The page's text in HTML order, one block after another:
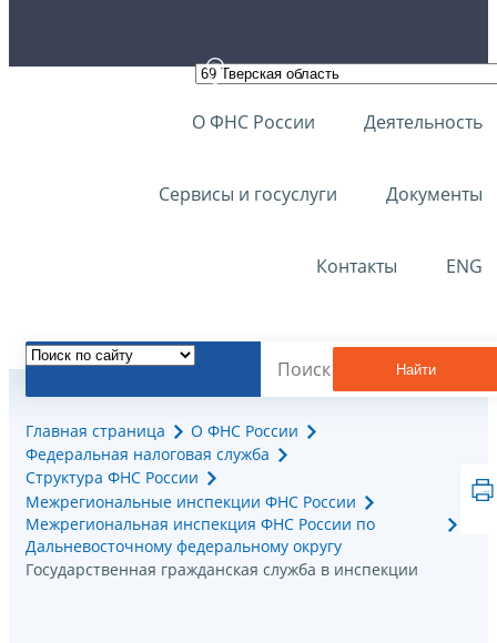
О ФНС России Деятельность
Сервисы и госуслуги Документы
Контакты ENG
Найти
Главная страница
О ФНС России
Федеральная налоговая служба
Структура ФНС России
Межрегиональные инспекции ФНС России
Межрегиональная инспекция ФНС России по
Дальневосточному федеральному округу
Государственная гражданская служба в инспекции